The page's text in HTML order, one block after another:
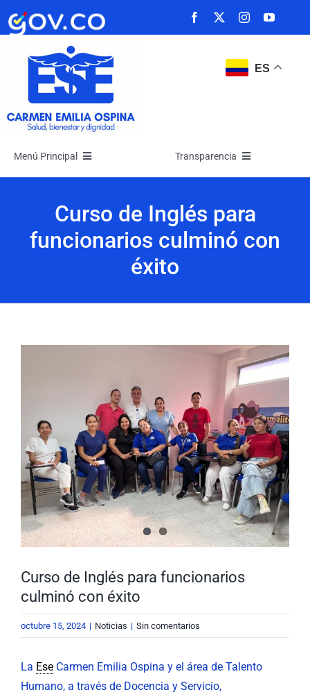
Saltar
ES
Menú Principal
La Empresa
Transparencia
Atención y Servicios a la Ciudadanía
Curso de Inglés para
funcionarios culminó con
éxito
Curso de Inglés para funcionarios
culminó con éxito
octubre 15, 2024 | Noticias | Sin comentarios
La Ese Carmen Emilia Ospina y el área de Talento
Humano, a través de Docencia y Servicio,